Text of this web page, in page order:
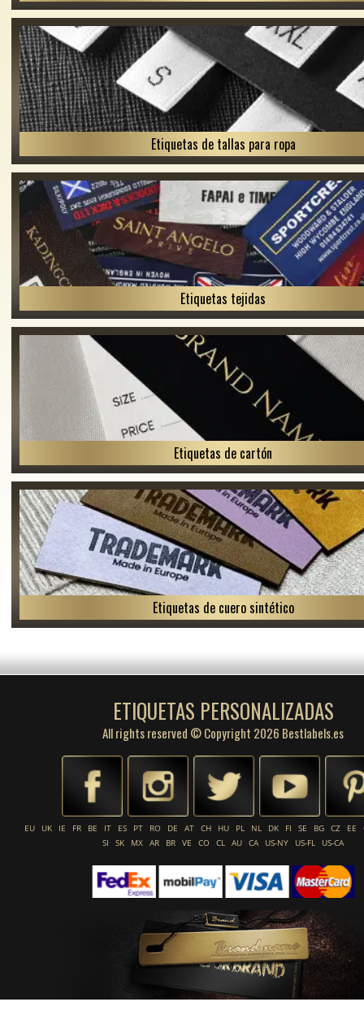
Etiquetas de tallas para ropa
Etiquetas tejidas
Etiquetas de cartón
Etiquetas de cuero sintético
ETIQUETAS PERSONALIZADAS
All rights reserved © Copyright 2026 Bestlabels.es
EU UK IE FR BE IT ES PT RO DE AT CH HU PL NL DK FI SE BG CZ EE
SI
SK MX AR BR VE CO CL AU CA US-NY US-FL US-CA